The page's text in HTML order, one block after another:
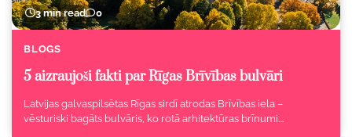
3 min read 0
BLOGS
5 aizraujoši fakti par Rīgas Brīvības bulvāri
Latvijas galvaspilsētas Rīgas sirdī atrodas Brīvības iela –
vēsturiski bagāts bulvāris, ko rotā arhitektūras brīnumi.…